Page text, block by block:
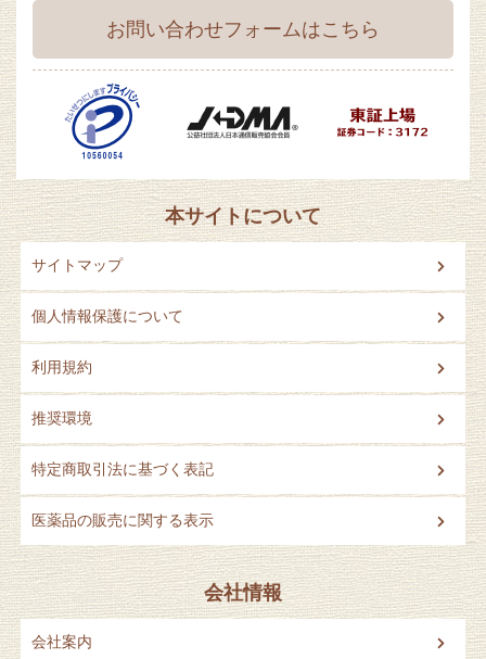
お問い合わせフォームはこちら
本サイトについて
サイトマップ
個人情報保護について
利用規約
推奨環境
特定商取引法に基づく表記
医薬品の販売に関する表示
会社情報
会社案内